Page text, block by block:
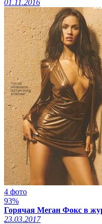
01.11.2016
4 фото
93%
Горячая Меган Фокс в
23.03.2017